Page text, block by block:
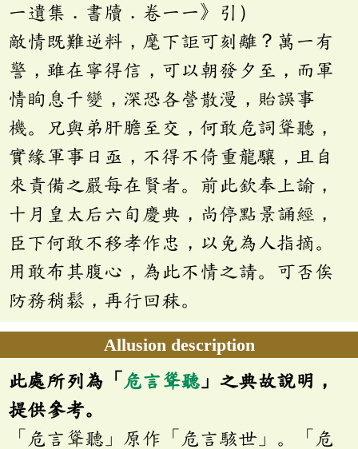
一遺集．書牘．卷一一》引）
敵情既難逆料，麾下詎可刻離？萬一有
警，雖在寧得信，可以朝發夕至，而軍
情眴息千變，深恐各營散漫，貽誤事
機。兄與弟肝膽至交，何敢危詞聳聽，
實緣軍事日亟，不得不倚重龍驤，且自
來責備之嚴每在賢者。前此欽奉上諭，
十月皇太后六旬慶典，尚停點景誦經，
臣下何敢不移孝作忠，以免為人指摘。
用敢布其腹心，為此不情之請。可否俟
防務稍鬆，再行回秣。
Allusion description
此處所列為「 危言聳聽 」之典故說明，
提供參考。
「危言聳聽」原作「危言駭世」。「危